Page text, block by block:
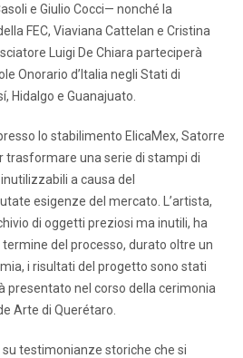
e Giulio Cocci— nonché la
FEC, Viaviana Cattelan e Cristina
Luigi De Chiara parteciperà
Onorario d’Italia negli Stati di
Hidalgo e Guanajuato.
lo stabilimento ElicaMex, Satorre
trasformare una serie di stampi di
a causa del
esigenze del mercato. L’artista,
di oggetti preziosi ma inutili, ha
del processo, durato oltre un
i risultati del progetto sono stati
presentato nel corso della cerimonia
Arte di Querétaro.
su testimonianze storiche che si